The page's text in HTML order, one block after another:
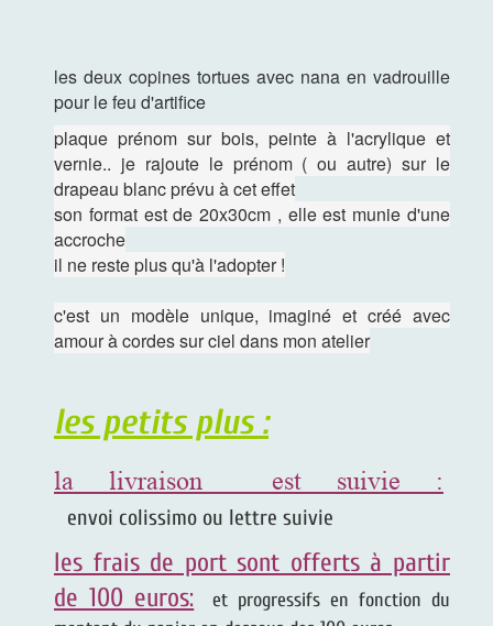
les deux copines tortues avec nana en vadrouille
pour le feu d'artifice
plaque prénom sur bois, peinte à l'acrylique et
vernie.. je rajoute le prénom ( ou autre) sur le
drapeau blanc prévu à cet effet
son format est de 20x30cm , elle est munie d'une
accroche
il ne reste plus qu'à l'adopter !
c'est un modèle unique, imaginé et créé avec
amour à cordes sur ciel dans mon atelier
les petits plus :
la livraison est suivie :
envoi colissimo ou lettre suivie
les frais de port sont offerts à partir
de 100 euros:
et progressifs en fonction du